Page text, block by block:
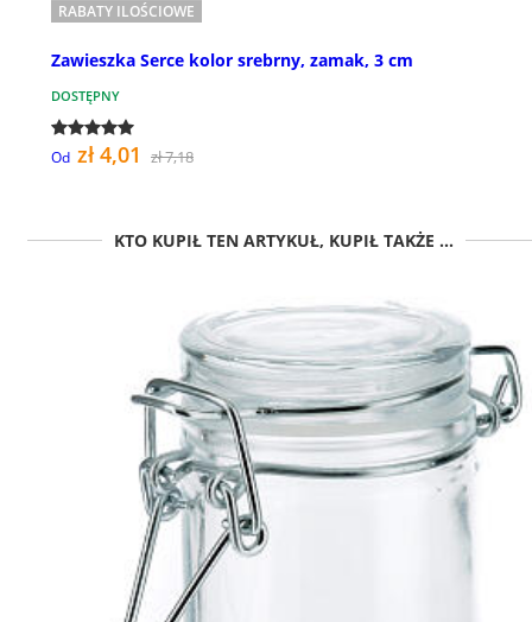
RABATY ILOŚCIOWE
Zawieszka Serce kolor srebrny, zamak, 3 cm
DOSTĘPNY
Od zł 4,01 zł 7,18
KTO KUPIŁ TEN ARTYKUŁ, KUPIŁ TAKŻE ...